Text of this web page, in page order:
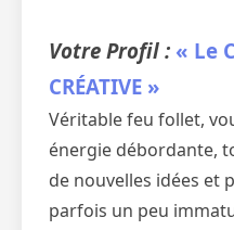
Votre Profil : « Le
CRÉATIVE »
Véritable feu follet,
énergie débordante,
de nouvelles idées et
parfois un peu